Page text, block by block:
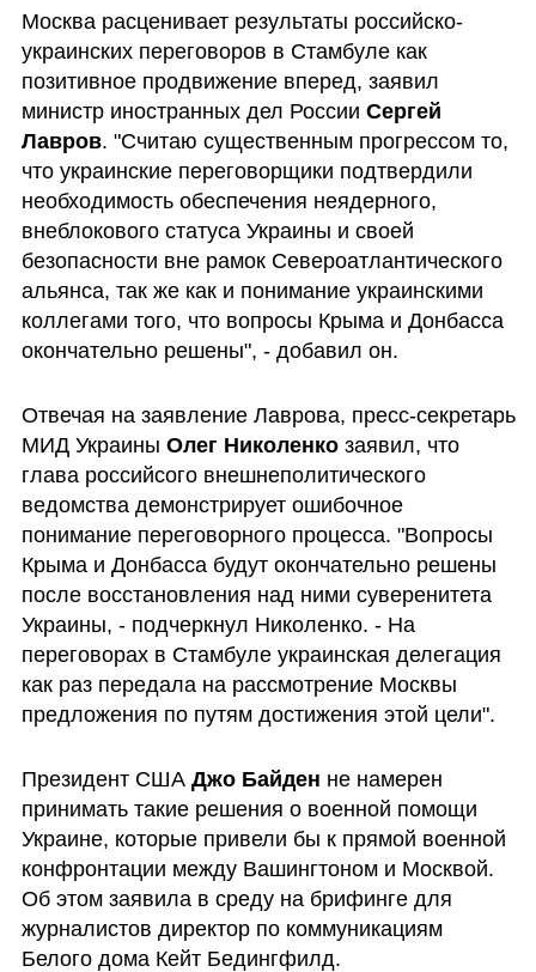
Москва расценивает результаты российско-
украинских переговоров в Стамбуле как
позитивное продвижение вперед, заявил
министр иностранных дел России Сергей
Лавров. "Считаю существенным прогрессом то,
что украинские переговорщики подтвердили
необходимость обеспечения неядерного,
внеблокового статуса Украины и своей
безопасности вне рамок Североатлантического
альянса, так же как и понимание украинскими
коллегами того, что вопросы Крыма и Донбасса
окончательно решены", - добавил он.
Отвечая на заявление Лаврова, пресс-секретарь
МИД Украины Олег Николенко заявил, что
глава российсого внешнеполитического
ведомства демонстрирует ошибочное
понимание переговорного процесса. "Вопросы
Крыма и Донбасса будут окончательно решены
после восстановления над ними суверенитета
Украины, - подчеркнул Николенко. - На
переговорах в Стамбуле украинская делегация
как раз передала на рассмотрение Москвы
предложения по путям достижения этой цели".
Президент США Джо Байден не намерен
принимать такие решения о военной помощи
Украине, которые привели бы к прямой военной
конфронтации между Вашингтоном и Москвой.
Об этом заявила в среду на брифинге для
журналистов директор по коммуникациям
Белого дома Кейт Бедингфилд.